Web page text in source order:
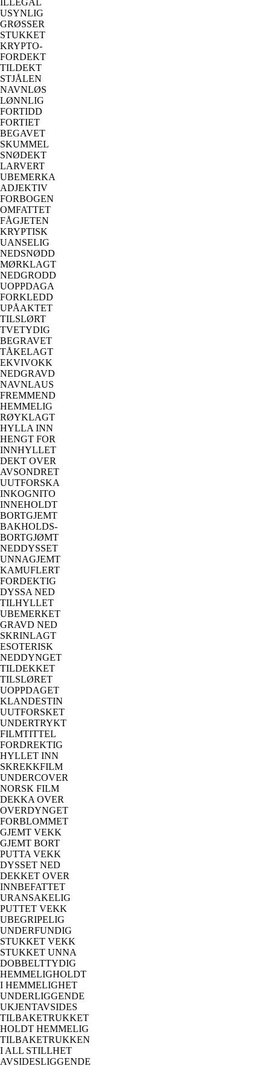
USYNLIG
GRØSSER
STUKKET
KRYPTO-
FORDEKT
TILDEKT
STJÅLEN
NAVNLØS
LØNNLIG
FORTIDD
FORTIET
BEGAVET
SKUMMEL
SNØDEKT
LARVERT
UBEMERKA
ADJEKTIV
FORBOGEN
OMFATTET
FÅGJETEN
KRYPTISK
UANSELIG
NEDSNØDD
MØRKLAGT
NEDGRODD
UOPPDAGA
FORKLEDD
UPÅAKTET
TILSLØRT
TVETYDIG
BEGRAVET
TÅKELAGT
EKVIVOKK
NEDGRAVD
NAVNLAUS
FREMMEND
HEMMELIG
RØYKLAGT
HYLLA INN
HENGT FOR
INNHYLLET
DEKT OVER
AVSONDRET
UUTFORSKA
INKOGNITO
INNEHOLDT
BORTGJEMT
BAKHOLDS-
BORTGJØMT
NEDDYSSET
UNNAGJEMT
KAMUFLERT
FORDEKTIG
DYSSA NED
TILHYLLET
UBEMERKET
GRAVD NED
SKRINLAGT
ESOTERISK
NEDDYNGET
TILDEKKET
TILSLØRET
UOPPDAGET
KLANDESTIN
UUTFORSKET
UNDERTRYKT
FILMTITTEL
FORDREKTIG
HYLLET INN
SKREKKFILM
UNDERCOVER
NORSK FILM
DEKKA OVER
OVERDYNGET
FORBLOMMET
GJEMT VEKK
GJEMT BORT
PUTTA VEKK
DYSSET NED
DEKKET OVER
INNBEFATTET
URANSAKELIG
PUTTET VEKK
UBEGRIPELIG
UNDERFUNDIG
STUKKET VEKK
STUKKET UNNA
DOBBELTTYDIG
HEMMELIGHOLDT
I HEMMELIGHET
UNDERLIGGENDE
UKJENTAVSIDES
TILBAKETRUKKET
HOLDT HEMMELIG
TILBAKETRUKKEN
I ALL STILLHET
AVSIDESLIGGENDE